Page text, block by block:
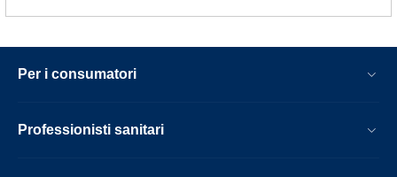
Per i consumatori
Professionisti sanitari